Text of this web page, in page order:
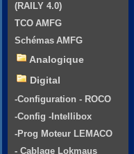
(RAILY 4.0)
TCO AMFG
Schémas AMFG
Analogique
Digital
-Configuration - ROCO
-Config -Intellibox
-Prog Moteur LEMACO
- Cablage Lokmaus